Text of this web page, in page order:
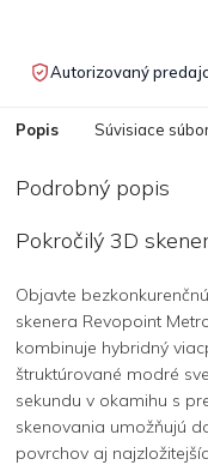
Autorizovaný
Popis Súvisiace
Podrobný popis
Pokročilý 3D
Objavte
skenera Revopoint
kombinuje hybridný
štruktúrované modré
sekundu v okamihu s
skenovania umožňujú
povrchov aj